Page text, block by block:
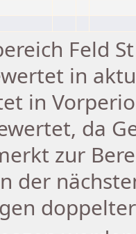
Feld
in
in
da
zur
der